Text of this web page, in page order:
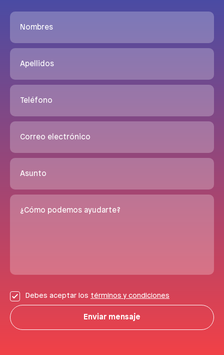
Nombres
Apellidos
Teléfono
Correo electrónico
Asunto
¿Cómo podemos ayudarte?
Debes aceptar los términos y condiciones
Enviar mensaje